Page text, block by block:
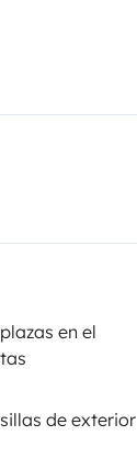
en el
de exterior